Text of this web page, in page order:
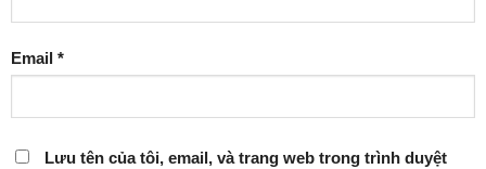
Email *
Lưu tên của tôi, email, và trang web trong trình duyệt